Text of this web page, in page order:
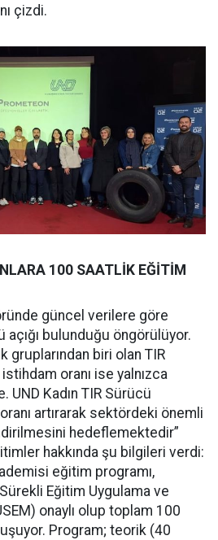
çizdi.
100 SAATLİK EĞİTİM
güncel verilere göre
açığı bulunduğu öngörülüyor.
biri olan TIR
oranı ise yalnızca
UND Kadın TIR Sürücü
artırarak sektördeki önemli
hedeflemektedir”
hakkında şu bilgileri verdi:
eğitim programı,
Eğitim Uygulama ve
onaylı olup toplam 100
Program; teorik (40